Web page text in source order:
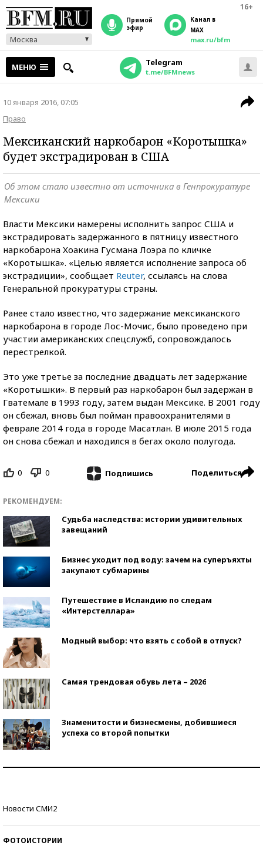
16+
Москва
прямой
эфир
Канал в
MAX
max.ru/bfm
МЕНЮ Telegram
t.me/BFMnews
10 января 2016, 07:05
Право
Мексиканский наркобарон «Коротышка»
будет экстрадирован в США
Об этом стало известно от источника в Генпрокуратуре
Мексики
Власти Мексики намерены исполнить запрос США и
экстрадировать задержанного в пятницу известного
наркобарона Хоакина Гусмана Лоэра по кличке
«Коротышка». «Целью является исполнение запроса об
экстрадиции», сообщает Reuter, ссылаясь на слова
Генеральной прокуратуры страны.
Ранее стало известно, что задержание мексиканского
наркобарона в городе Лос-Мочис, было проведено при
участии американских спецслужб, сопровождалось
перестрелкой.
Это уже третье за последние двадцать лет задержание
«Коротышки». В первый раз наркобарон был задержан в
Гватемале в 1993 году, затем выдан Мексике. В 2001 году
он сбежал, вновь был пойман правоохранителями в
феврале 2014 года в городе Масатлан. В июле 2015 года
он снова сбежал и находился в бегах около полугода.
0 0 Подпишись Поделиться
РЕКОМЕНДУЕМ:
Судьба наследства: истории удивительных
завещаний
Бизнес уходит под воду: зачем на суперъяхты
закупают субмарины
Путешествие в Исландию по следам
«Интерстеллара»
Модный выбор: что взять с собой в отпуск?
Самая трендовая обувь лета – 2026
Знаменитости и бизнесмены, добившиеся
успеха со второй попытки
Новости СМИ2
ФОТОИСТОРИИ